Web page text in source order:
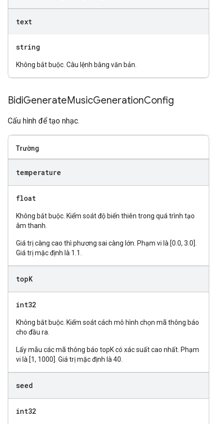
text
string
Không bắt buộc. Câu lệnh bằng văn bản.
BidiGenerateMusicGenerationConfig
Cấu hình để tạo nhạc.
Trường
temperature
float
Không bắt buộc. Kiểm soát độ biến thiên trong quá trình tạo
âm thanh.
Giá trị càng cao thì phương sai càng lớn. Phạm vi là [0.0, 3.0].
Giá trị mặc định là 1.1.
topK
int32
Không bắt buộc. Kiểm soát cách mô hình chọn mã thông báo
cho đầu ra.
Lấy mẫu các mã thông báo topK có xác suất cao nhất. Phạm
vi là [1, 1000]. Giá trị mặc định là 40.
seed
int32